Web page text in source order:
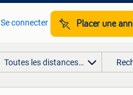
Se connecter Placer une
Toutes les distances…